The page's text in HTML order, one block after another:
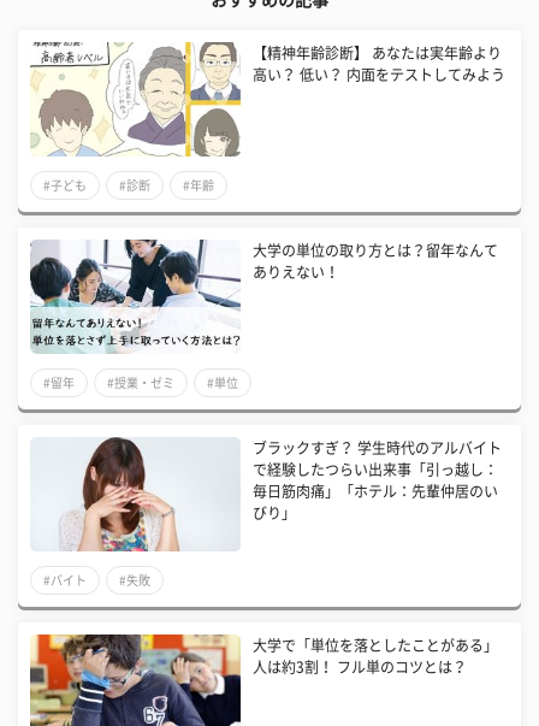
【精神年齢診断】 あなたは実年齢より
高い？ 低い？ 内面をテストしてみよう
#子ども #診断 #年齢
大学の単位の取り方とは？留年なんて
ありえない！
#留年 #授業・ゼミ #単位
ブラックすぎ？ 学生時代のアルバイト
で経験したつらい出来事「引っ越し：
毎日筋肉痛」「ホテル：先輩仲居のい
びり」
#バイト #失敗
大学で「単位を落としたことがある」
人は約3割！ フル単のコツとは？